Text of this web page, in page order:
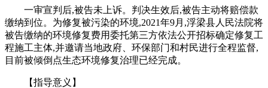
一审宣判后,被告未上诉。判决生效后,被告主动将赔偿款
缴纳到位。为修复被污染的环境,2021年9月,浮梁县人民法院将
被告缴纳的环境修复费用委托第三方依法公开招标确定修复工
程施工主体,并邀请当地政府、环保部门和村民进行全程监督,
目前被倾倒点生态环境修复治理已经完成。
【指导意义】